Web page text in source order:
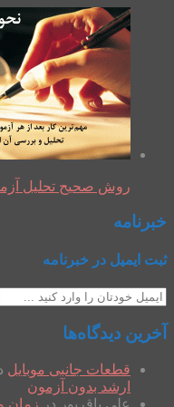
روش صحیح تحلیل
خبرنامه
ثبت ایمیل در خبرنامه
آخرین دیدگاه‌ها
قطعات جانبی موبایل
ارشد بدون آزمون
علی باقرپور در زمان